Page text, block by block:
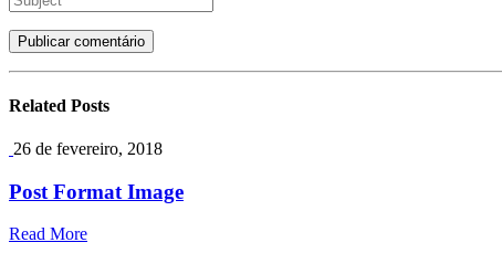
Related Posts
26 de fevereiro, 2018
Post Format Image
Read More